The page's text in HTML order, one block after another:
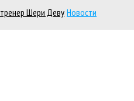
Шери Деву Новости